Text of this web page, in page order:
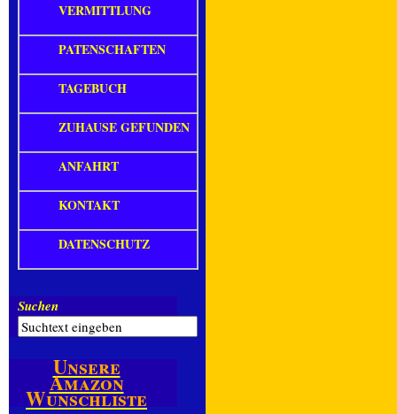
VERMITTLUNG
PATENSCHAFTEN
TAGEBUCH
ZUHAUSE GEFUNDEN
ANFAHRT
KONTAKT
DATENSCHUTZ
Suchen
Unsere
Amazon
Wunschliste